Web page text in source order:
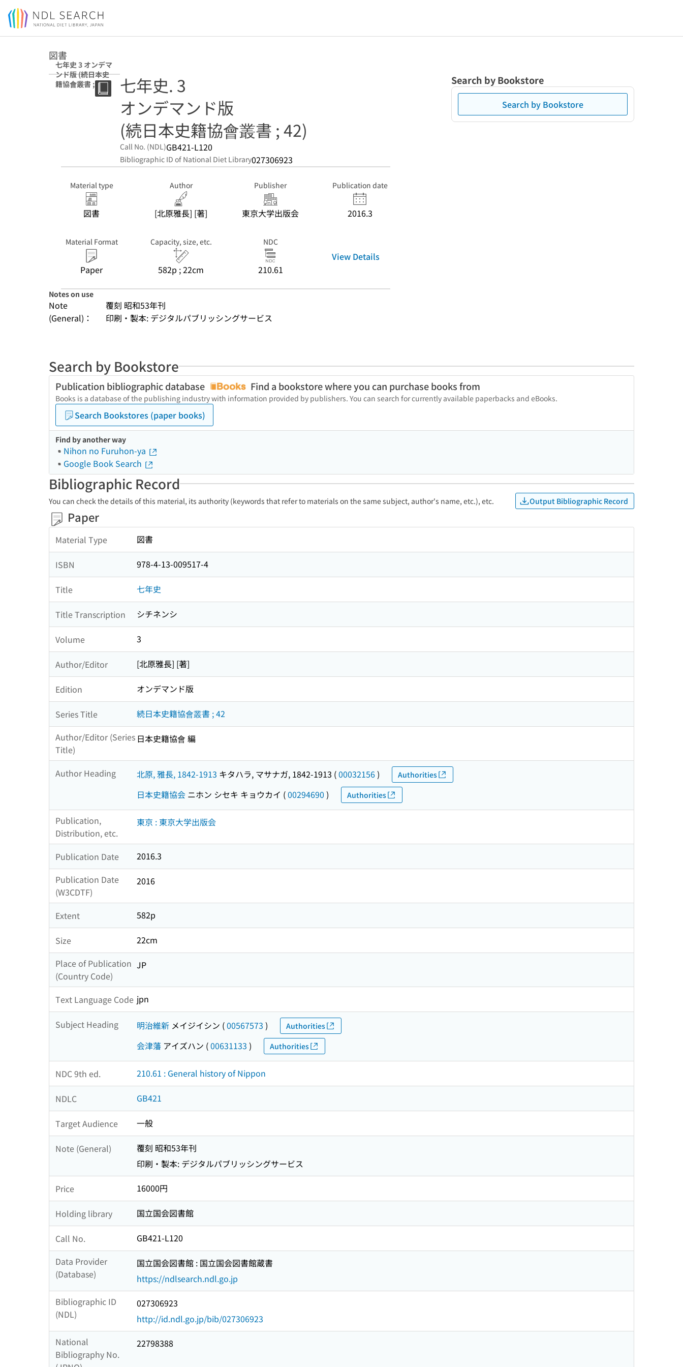
Jump to main content
図書
七年史 3 オンデマ
ンド版 (続日本史
籍協會叢書 ; 42)
七年史. 3
オンデマンド版
(続日本史籍協會叢書 ; 42)
Call No. (NDL)GB421-L120
Bibliographic ID of National Diet Library027306923
Material type
図書
Author
[北原雅長] [著]
Publisher
東京大学出版会
Publication date
2016.3
Material Format
Paper
Capacity, size, etc.
582p ; 22cm
NDC
210.61
View Details
Notes on use
Note
(General)：
覆刻 昭和53年刊
印刷・製本: デジタルパブリッシングサービス
Search by Bookstore
Search by Bookstore
Search by Bookstore
Publication bibliographic database Find a bookstore where you can purchase books from
Books is a database of the publishing industry with information provided by publishers. You can search for currently available paperbacks and eBooks.
Search Bookstores (paper books)
Find by another way
Nihon no Furuhon-ya
Google Book Search
Bibliographic Record
You can check the details of this material, its authority (keywords that refer to materials on the same subject, author's name, etc.), etc. Output Bibliographic Record
Paper
Material Type 図書
ISBN 978-4-13-009517-4
Title 七年史
Title Transcription シチネンシ
Volume 3
Author/Editor [北原雅長] [著]
Edition オンデマンド版
Series Title
続日本史籍協會叢書 ; 42
Author/Editor (Series
Title)
日本史籍協會 編
Author Heading 北原, 雅長, 1842-1913 キタハラ, マサナガ, 1842-1913 (00032156) Authorities
日本史籍協会 ニホン シセキ キョウカイ (00294690 ) Authorities
Publication,
Distribution, etc.
東京 : 東京大学出版会
Publication Date
2016.3
Publication Date
(W3CDTF)
2016
Extent 582p
Size
22cm
Place of Publication
(Country Code)
JP
Text Language Code jpn
Subject Heading 明治維新 メイジイシン (00567573 ) Authorities
会津藩 アイズハン (00631133 ) Authorities
NDC 9th ed. 210.61 : General history of Nippon
NDLC GB421
Target Audience 一般
Note (General)
覆刻 昭和53年刊
印刷・製本: デジタルパブリッシングサービス
Price 16000円
Holding library 国立国会図書館
Call No.
GB421-L120
Data Provider
(Database)
国立国会図書館 : 国立国会図書館蔵書
https://ndlsearch.ndl.go.jp
Bibliographic ID
(NDL)
027306923
http://id.ndl.go.jp/bib/027306923
National
Bibliography No.
22798388